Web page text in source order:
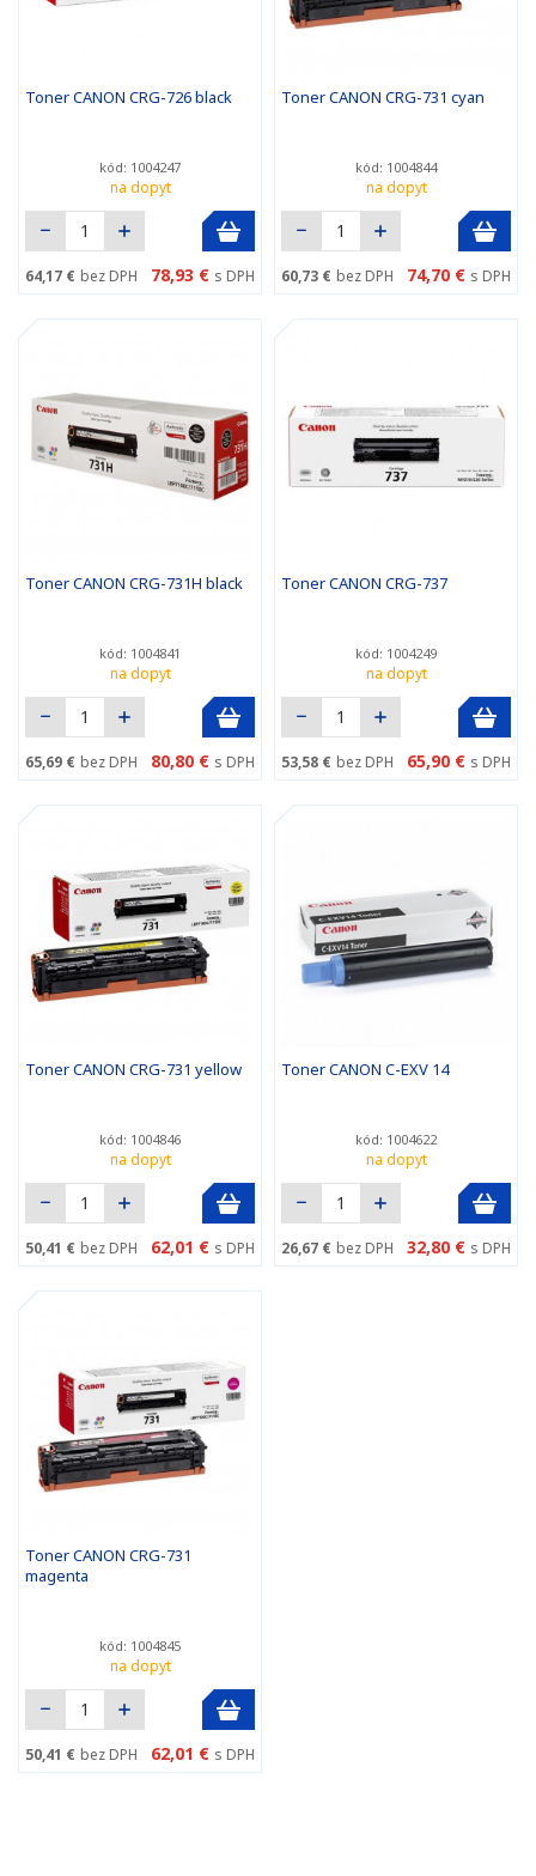
Toner CANON CRG-726 black
kód: 1004247
na dopyt
64,17 € bez DPH 78,93 € s DPH
Toner CANON CRG-731 cyan
kód: 1004844
na dopyt
60,73 € bez DPH 74,70 € s DPH
Toner CANON CRG-731H black
kód: 1004841
na dopyt
65,69 € bez DPH 80,80 € s DPH
Toner CANON CRG-737
kód: 1004249
na dopyt
53,58 € bez DPH 65,90 € s DPH
Toner CANON CRG-731 yellow
kód: 1004846
na dopyt
50,41 € bez DPH 62,01 € s DPH
Toner CANON C-EXV 14
kód: 1004622
na dopyt
26,67 € bez DPH 32,80 € s DPH
Toner CANON CRG-731
magenta
kód: 1004845
na dopyt
50,41 € bez DPH 62,01 € s DPH